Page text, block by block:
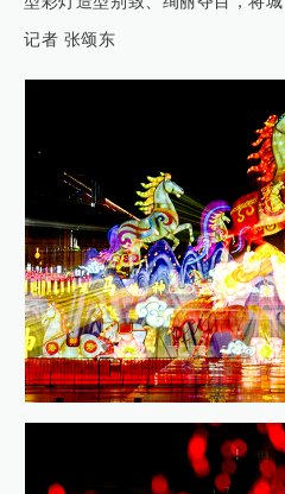
记者 张颂东